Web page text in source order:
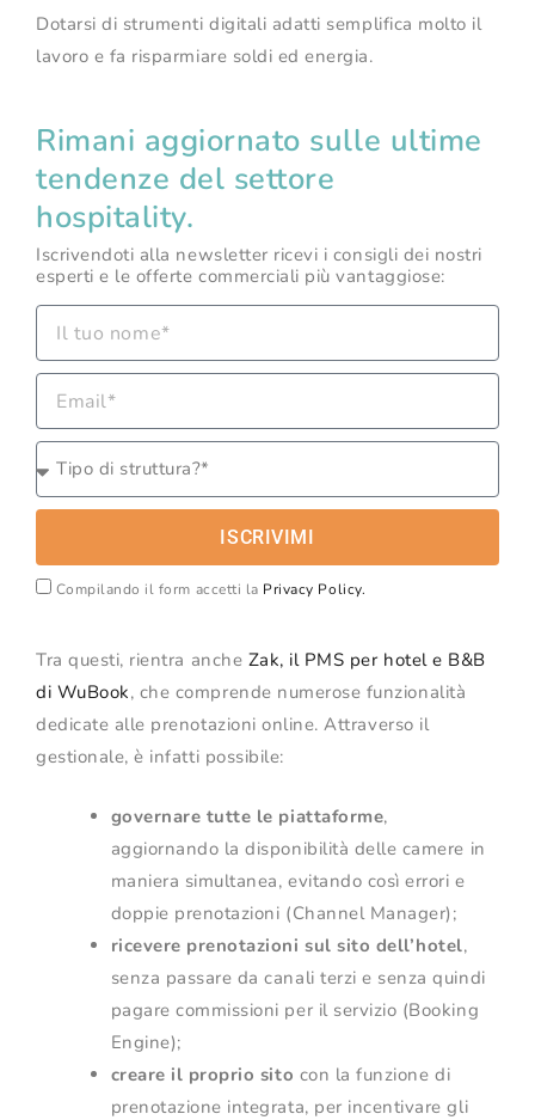
Dotarsi di strumenti digitali adatti semplifica molto il
lavoro e fa risparmiare soldi ed energia.
Rimani aggiornato sulle ultime
tendenze del settore
hospitality.
Iscrivendoti alla newsletter ricevi i consigli dei nostri
esperti e le offerte commerciali più vantaggiose:
Compilando il form accetti la Privacy Policy.
ISCRIVIMI
Tra questi, rientra anche Zak, il PMS per hotel e B&B
di WuBook, che comprende numerose funzionalità
dedicate alle prenotazioni online. Attraverso il
gestionale, è infatti possibile:
governare tutte le piattaforme,
aggiornando la disponibilità delle camere in
maniera simultanea, evitando così errori e
doppie prenotazioni (Channel Manager);
ricevere prenotazioni sul sito dell’hotel,
senza passare da canali terzi e senza quindi
pagare commissioni per il servizio (Booking
Engine);
creare il proprio sito con la funzione di
prenotazione integrata, per incentivare gli